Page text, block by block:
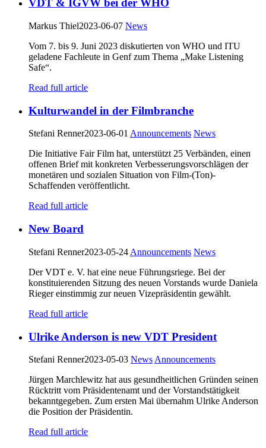
VDT & IGVW bei der WHO
Markus Thiel2023-06-07 News
Vom 7. bis 9. Juni 2023 diskutierten von WHO und ITU
geladene Fachleute in Genf zum Thema „Make Listening
Safe“.
Read full article
Kulturwandel in der Filmbranche
Stefani Renner2023-06-01 Announcements News
Die Initiative Fair Film hat, unterstützt 25 Verbänden, einen
offenen Brief mit konkreten Verbesserungsvorschlägen der
monetären und sozialen Situation von Film-(Ton)-
Schaffenden veröffentlicht.
Read full article
New Board
Stefani Renner2023-05-24 Announcements News
Der VDT e. V. hat eine neue Führungsriege. Bei der
konstituierenden Sitzung des neuen Vorstands wurde Daniela
Rieger einstimmig zur neuen Vizepräsidentin gewählt.
Read full article
Ulrike Anderson is new VDT President
Stefani Renner2023-05-03 News Announcements
Jürgen Marchlewitz hat aus gesundheitlichen Gründen seinen
Rücktritt vom Präsidentenamt und der Vorstandstätigkeit
bekanntgegeben. Zum ersten Mai übernahm Ulrike Anderson
die Position der Präsidentin.
Read full article